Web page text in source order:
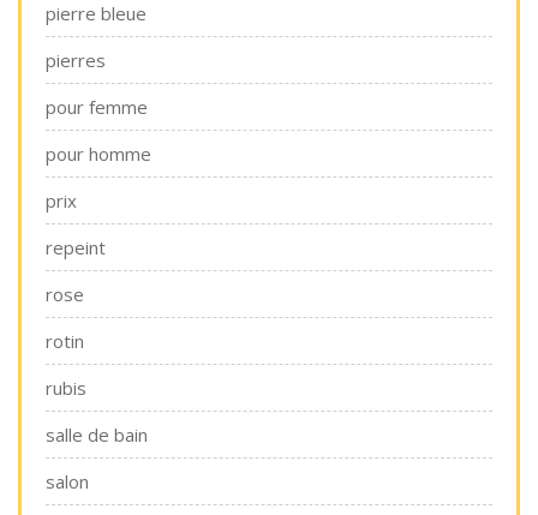
pierre bleue
pierres
pour femme
pour homme
prix
repeint
rose
rotin
rubis
salle de bain
salon